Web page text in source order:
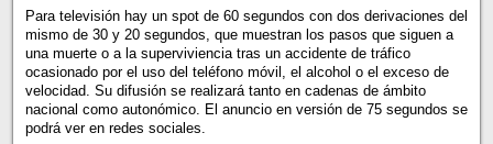
Para televisión hay un spot de 60 segundos con dos derivaciones del
mismo de 30 y 20 segundos, que muestran los pasos que siguen a
una muerte o a la superviviencia tras un accidente de tráfico
ocasionado por el uso del teléfono móvil, el alcohol o el exceso de
velocidad. Su difusión se realizará tanto en cadenas de ámbito
nacional como autonómico. El anuncio en versión de 75 segundos se
podrá ver en redes sociales.